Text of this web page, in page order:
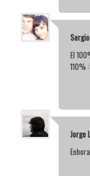
El
110%
Jorge